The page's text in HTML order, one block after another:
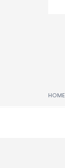
HOME